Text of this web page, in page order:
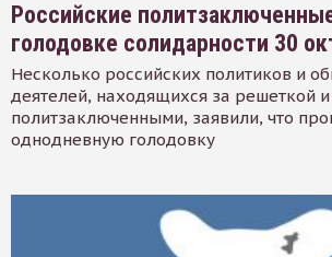
Российские
голодовке солидарности 30
Несколько российских политиков и
деятелей, находящихся за решеткой
политзаключенными, заявили, что
однодневную голодовку